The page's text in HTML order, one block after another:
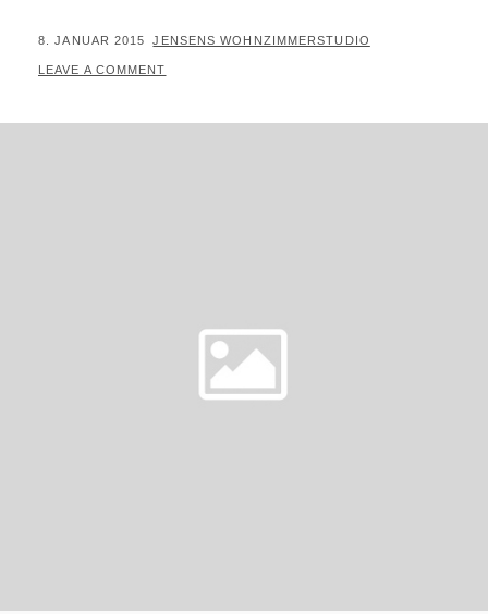
SEARCHING
CHALLENGE
POSTED
ON
8. JANUAR 2015 BY
JENSENS WOHNZIMMERSTUDIO
LEAVE A COMMENT